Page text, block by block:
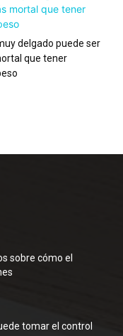
delgado puede ser
que tener
sobre cómo el
tomar el control